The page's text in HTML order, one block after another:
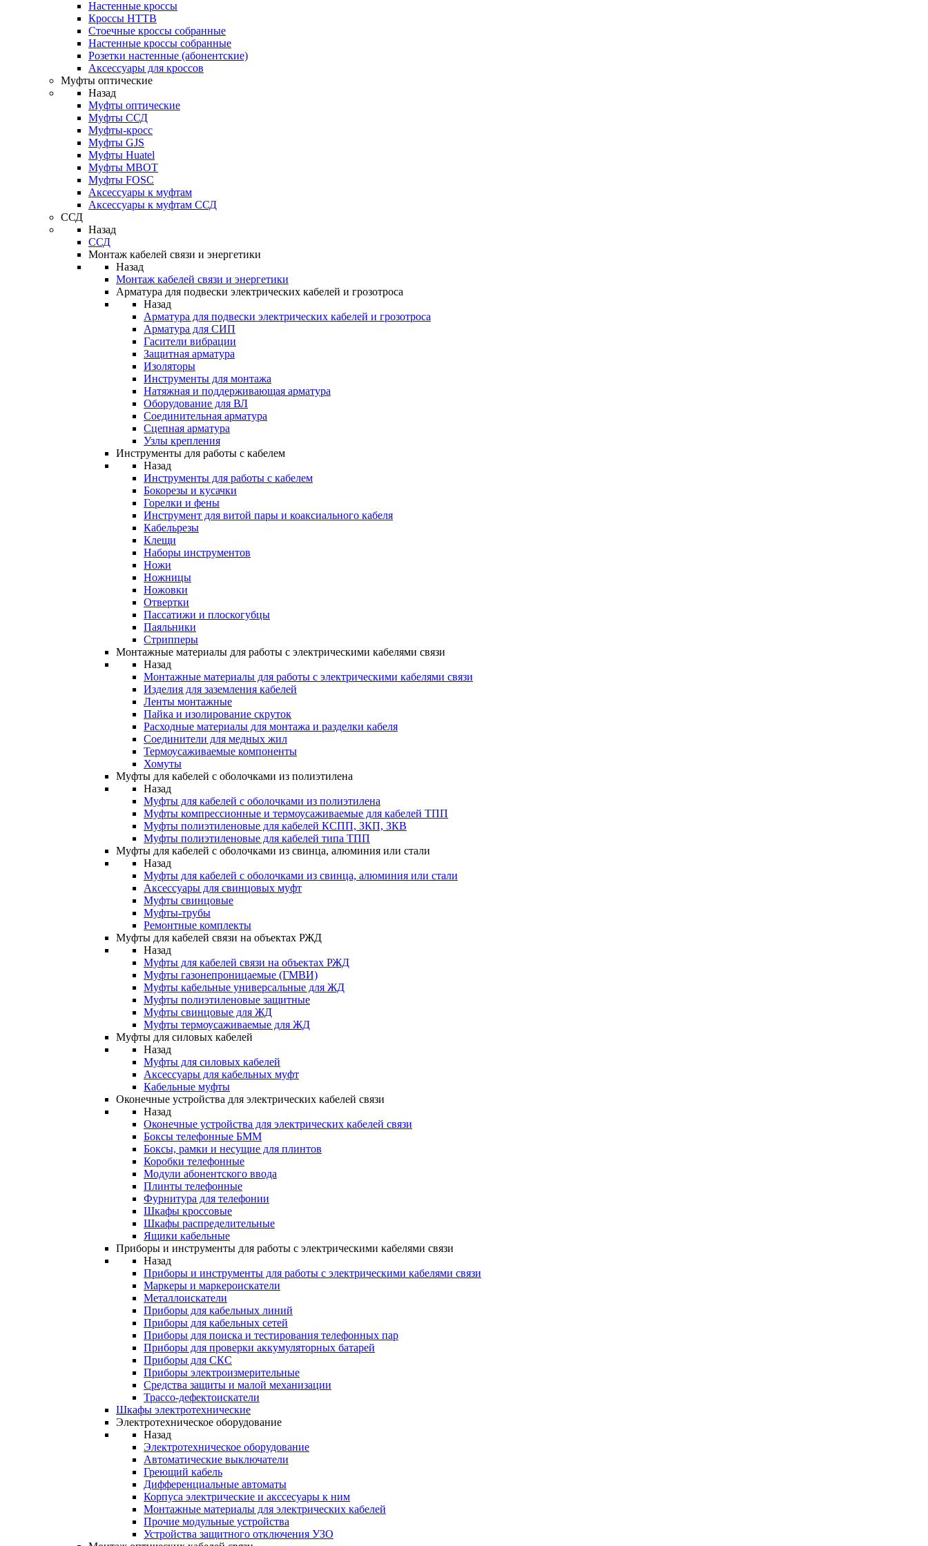
Настенные кроссы
Кроссы HTTB
Стоечные кроссы собранные
Настенные кроссы собранные
Розетки настенные (абонентские)
Аксессуары для кроссов
Муфты оптические
Назад
Муфты оптические
Муфты ССД
Муфты-кросс
Муфты GJS
Муфты Huatel
Муфты МВОТ
Муфты FOSC
Аксессуары к муфтам
Аксессуары к муфтам ССД
ССД
Назад
ССД
Монтаж кабелей связи и энергетики
Назад
Монтаж кабелей связи и энергетики
Арматура для подвески электрических кабелей и грозотроса
Назад
Арматура для подвески электрических кабелей и грозотроса
Арматура для СИП
Гасители вибрации
Защитная арматура
Изоляторы
Инструменты для монтажа
Натяжная и поддерживающая арматура
Оборудование для ВЛ
Соединительная арматура
Сцепная арматура
Узлы крепления
Инструменты для работы с кабелем
Назад
Инструменты для работы с кабелем
Бокорезы и кусачки
Горелки и фены
Инструмент для витой пары и коаксиального кабеля
Кабельрезы
Клещи
Наборы инструментов
Ножи
Ножницы
Ножовки
Отвертки
Пассатижи и плоскогубцы
Паяльники
Стрипперы
Монтажные материалы для работы с электрическими кабелями связи
Назад
Монтажные материалы для работы с электрическими кабелями связи
Изделия для заземления кабелей
Ленты монтажные
Пайка и изолирование скруток
Расходные материалы для монтажа и разделки кабеля
Соединители для медных жил
Термоусаживаемые компоненты
Хомуты
Муфты для кабелей с оболочками из полиэтилена
Назад
Муфты для кабелей с оболочками из полиэтилена
Муфты компрессионные и термоусаживаемые для кабелей ТПП
Муфты полиэтиленовые для кабелей КСПП, ЗКП, ЗКВ
Муфты полиэтиленовые для кабелей типа ТПП
Муфты для кабелей с оболочками из свинца, алюминия или стали
Назад
Муфты для кабелей с оболочками из свинца, алюминия или стали
Аксессуары для свинцовых муфт
Муфты свинцовые
Муфты-трубы
Ремонтные комплекты
Муфты для кабелей связи на объектах РЖД
Назад
Муфты для кабелей связи на объектах РЖД
Муфты газонепроницаемые (ГМВИ)
Муфты кабельные универсальные для ЖД
Муфты полиэтиленовые защитные
Муфты свинцовые для ЖД
Муфты термоусаживаемые для ЖД
Муфты для силовых кабелей
Назад
Муфты для силовых кабелей
Аксессуары для кабельных муфт
Кабельные муфты
Оконечные устройства для электрических кабелей связи
Назад
Оконечные устройства для электрических кабелей связи
Боксы телефонные БММ
Боксы, рамки и несущие для плинтов
Коробки телефонные
Модули абонентского ввода
Плинты телефонные
Фурнитура для телефонии
Шкафы кроссовые
Шкафы распределительные
Ящики кабельные
Приборы и инструменты для работы с электрическими кабелями связи
Назад
Приборы и инструменты для работы с электрическими кабелями связи
Маркеры и маркероискатели
Металлоискатели
Приборы для кабельных линий
Приборы для кабельных сетей
Приборы для поиска и тестирования телефонных пар
Приборы для проверки аккумуляторных батарей
Приборы для СКС
Приборы электроизмерительные
Средства защиты и малой механизации
Трассо-дефектоискатели
Шкафы электротехнические
Электротехническое оборудование
Назад
Электротехническое оборудование
Автоматические выключатели
Греющий кабель
Дифференциальные автоматы
Корпуса электрические и акссесуары к ним
Монтажные материалы для электрических кабелей
Прочие модульные устройства
Устройства защитного отключения УЗО